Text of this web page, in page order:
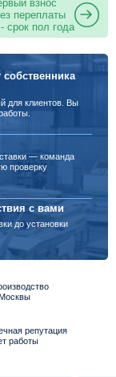
взнос
переплаты
- срок пол года
для клиентов. Вы
— команда
проверку
с вами
до установки
репутация
работы